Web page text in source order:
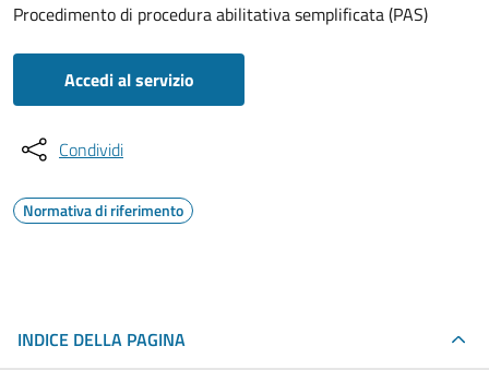
Procedimento di procedura abilitativa semplificata (PAS)
Accedi al servizio
Condividi
Normativa di riferimento
INDICE DELLA PAGINA